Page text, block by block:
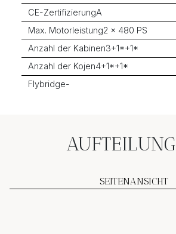
CE-ZertifizierungA
Max. Motorleistung2 x 480 PS
Anzahl der Kabinen3+1*+1*
Anzahl der Kojen4+1*+1*
Flybridge-
AUFTEILUNG
SEITENANSICHT